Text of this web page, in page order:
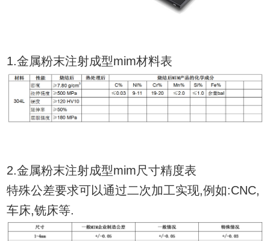
1.金属粉末注射成型mim材料表
2.金属粉末注射成型mim尺寸精度表
特殊公差要求可以通过二次加工实现,例如:CNC,
车床,铣床等.